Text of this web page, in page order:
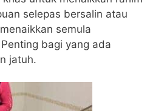
selepas bersalin atau
semula
bagi yang ada
jatuh.